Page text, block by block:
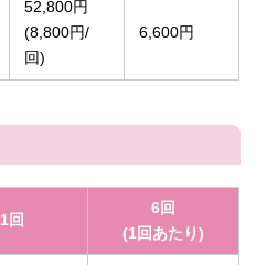
52,800円
(8,800円/
回)
6,600円
1回
6回
(1回あたり)